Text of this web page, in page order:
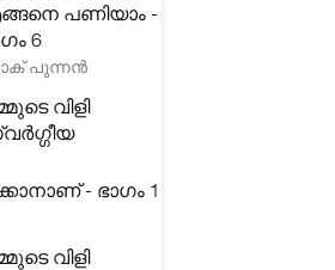
പണിയാം -
6
പുന്നൻ
വിളി
- ഭാഗം 1
വിളി